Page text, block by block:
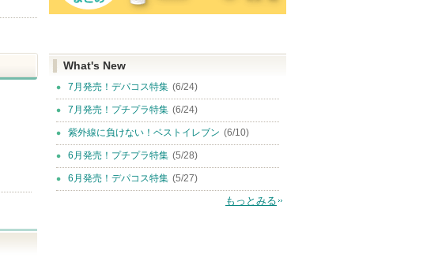
What's New
7月発売！デパコス特集 (6/24)
7月発売！プチプラ特集 (6/24)
紫外線に負けない！ベストイレブン (6/10)
6月発売！プチプラ特集 (5/28)
6月発売！デパコス特集 (5/27)
もっとみる